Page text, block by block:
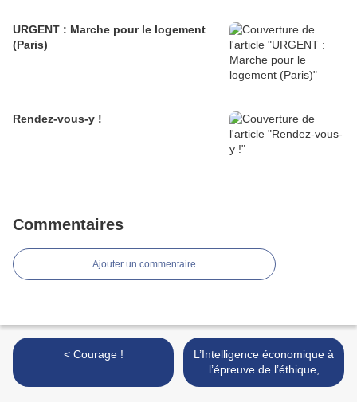
URGENT : Marche pour le logement
(Paris)
Rendez-vous-y !
Commentaires
Ajouter un commentaire
< Courage !
L’Intelligence économique à
l’épreuve de l’éthique,
Nathalie Bordeau (dir.) >